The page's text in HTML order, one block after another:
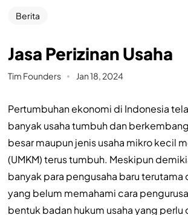
Berita
Jasa Perizinan Usaha
Tim Founders Jan 18, 2024
Pertumbuhan ekonomi di Indonesia
banyak usaha tumbuh dan
besar maupun jenis usaha mikro kecil
(UMKM) terus tumbuh. Meskipun
banyak para pengusaha baru terutama
yang belum memahami cara
bentuk badan hukum usaha yang